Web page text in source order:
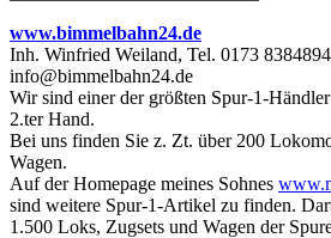
www.bimmelbahn24.de
Inh. Winfried Weiland, Tel. 0173 8384894
info@bimmelbahn24.de
Wir sind einer der größten Spur-1-
2.ter Hand.
Bei uns finden Sie z. Zt. über 200
Wagen.
Auf der Homepage meines Sohnes
sind weitere Spur-1-Artikel zu finden.
1.500 Loks, Zugsets und Wagen der